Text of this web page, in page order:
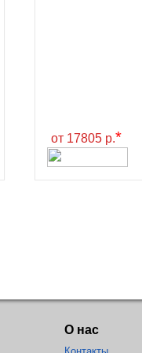
от 17805 р.*
О нас